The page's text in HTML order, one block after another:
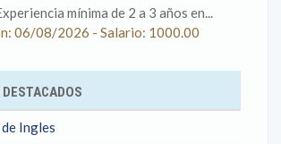
mínima de 2 a 3 años en...
06/08/2026 - Salario: 1000.00
Ingles